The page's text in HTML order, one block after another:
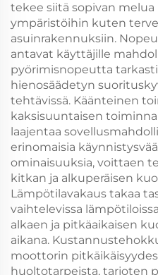
tekee siitä sopivan
ympäristöihin kuten
asuinrakennuksiin.
antavat käyttäjille
pyörimisnopeutta
hienosäädetyn
tehtävissä. Käänteinen
kaksisuuntaisen
laajentaa
erinomaisia
ominaisuuksia, voittaen
kitkan ja alkuperäisen
Lämpötilavakaus takaa
vaihtelevissa
alkaen ja pitkäaikaisen
aikana.
moottorin
huoltotarpeista, tarjoten